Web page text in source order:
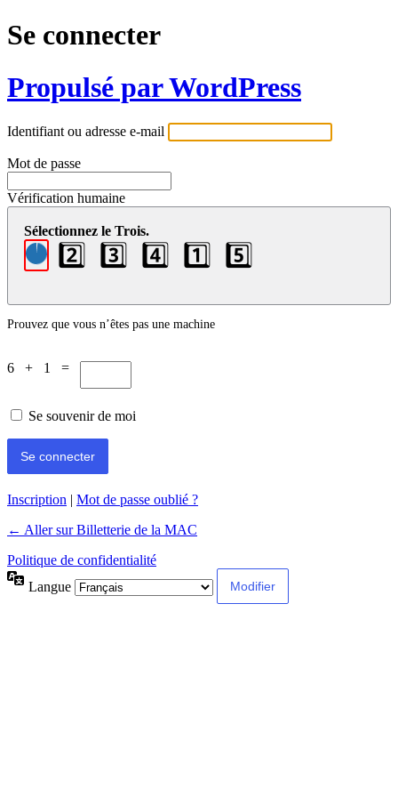
Se connecter
Propulsé par WordPress
Identifiant ou adresse e-mail
Mot de passe
Vérification humaine
Sélectionnez le Trois.
2️⃣ 3️⃣ 4️⃣ 1️⃣ 5️⃣
Prouvez que vous n’êtes pas une machine
6 + 1 =
Se souvenir de moi
Inscription
Mot de passe oublié ?
← Aller sur Billetterie de la MAC
Politique de confidentialité
Langue